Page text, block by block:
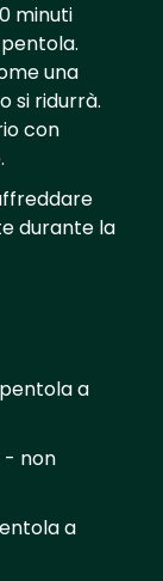
minuti
una
si ridurrà.
con
durante la
a
- non
a